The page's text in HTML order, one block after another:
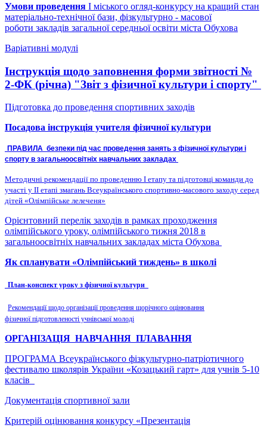
Умови проведення І міського огляд-конкурсу на кращий стан
матеріально-технічної бази, фізкультурно - масової
роботи закладів загальної середньої освіти міста Обухова
Варіативні модулі
Інструкція щодо заповнення форми звітності №
2-ФК (річна) "Звіт з фізичної культури і спорту"
Підготовка до проведення спортивних заходів
Посадова інструкція учителя фізичної культури
ПРАВИЛА безпеки під час проведення занять з фізичної культури і
спорту в загальноосвітніх навчальних закладах
Методичні рекомендації по проведенню І етапу та підготовці команди до
участі у ІІ етапі змагань Всеукраїнського спортивно-масового заходу серед
дітей «Олімпійське лелеченя»
Орієнтовний перелік заходів в рамках проходження
олімпійського уроку, олімпійського тижня 2018 в
загальноосвітніх навчальних закладах міста Обухова
Як спланувати «Олімпійський тиждень» в школі
План-конспект уроку з фізичної культури
Рекомендації щодо організації проведення щорічного оцінювання
фізичної підготовленості учнівської молоді
ОРГАНІЗАЦІЯ НАВЧАННЯ ПЛАВАННЯ
ПРОГРАМА Всеукраїнського фізкультурно-патріотичного
фестивалю школярів України «Козацький гарт» для учнів 5-10
класів
Документація спортивної зали
Критерій оцінювання конкурсу «Презентація